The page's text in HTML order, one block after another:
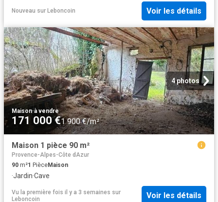
Nouveau sur Leboncoin Voir les détails
4 photos
Maison·à vendre
171 000 €1 900 €/m²
Maison 1 pièce 90 m²
Provence-Alpes-Côte dAzur
90 m²1 PièceMaison
·Jardin·Cave
Vu la première fois il y a 3 semaines sur
Leboncoin
Voir les détails